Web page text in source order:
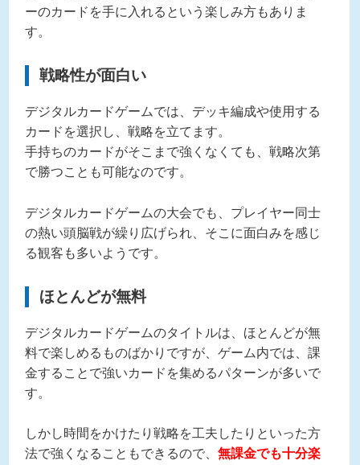
ーのカードを手に入れるという楽しみ方もありま
す。
戦略性が面白い
デジタルカードゲームでは、デッキ編成や使用する
カードを選択し、戦略を立てます。
手持ちのカードがそこまで強くなくても、戦略次第
で勝つことも可能なのです。
デジタルカードゲームの大会でも、プレイヤー同士
の熱い頭脳戦が繰り広げられ、そこに面白みを感じ
る観客も多いようです。
ほとんどが無料
デジタルカードゲームのタイトルは、ほとんどが無
料で楽しめるものばかりですが、ゲーム内では、課
金することで強いカードを集めるパターンが多いで
す。
しかし時間をかけたり戦略を工夫したりといった方
法で強くなることもできるので、 無課金でも十分楽